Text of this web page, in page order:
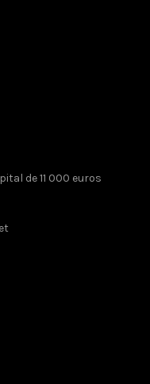
de 11 000 euros